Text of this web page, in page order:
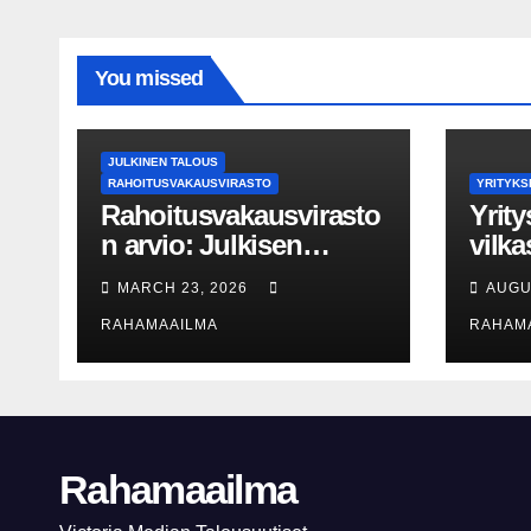
You missed
JULKINEN TALOUS
RAHOITUSVAKAUSVIRASTO
Rahoitusvakausvirasto
n arvio: Julkisen
talouden kapea
liikkumavara korostaa
pankkien
kriisivalmiuksien
MARCH 23, 2026
RAHAMAAILMA
13
Rahamaailma